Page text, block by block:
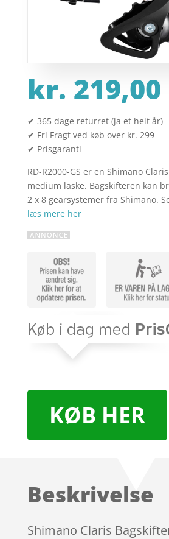
kr. 219,00
✔ 365 dage returret (ja et helt år)
✔ Fri Fragt ved køb over kr. 299
✔ Prisgaranti
RD-R2000-GS er en Shimano
medium laske. Bagskifteren kan
2 x 8 gearsystemer fra Shimano.
læs mere her
KØB HER
Beskrivelse
Shimano Claris